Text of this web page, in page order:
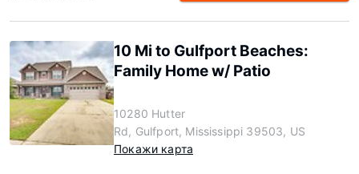
10 Mi to Gulfport Beaches:
Family Home w/ Patio
10280 Hutter
Rd, Gulfport, Mississippi 39503, US
Покажи карта